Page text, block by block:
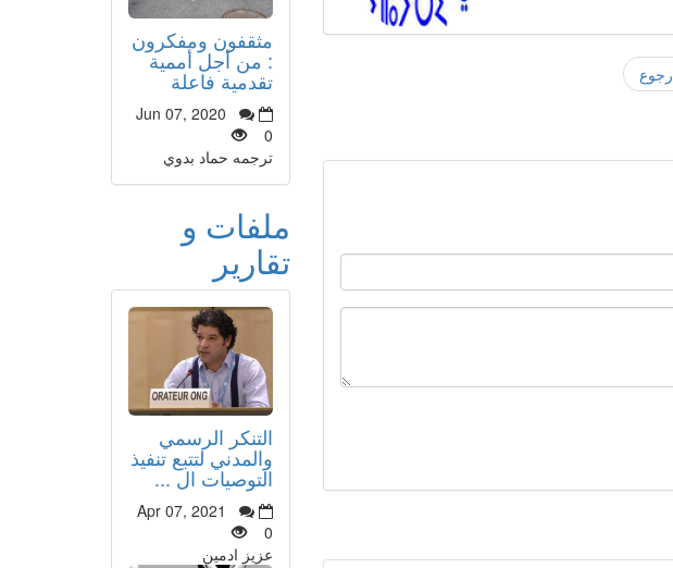
مثقفون ومفكرون
: من أجل أممية
تقدمية فاعلة
Jun 07, 2020
0
ترجمه حماد بدوي
ملفات و
تقارير
التنكر الرسمي
والمدني لتتبع تنفيذ
التوصيات ال ...
Apr 07, 2021
0
عزيز ادمين
رجوع